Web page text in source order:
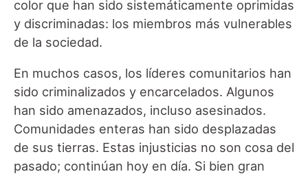
color que han sido sistemáticamente oprimidas
y discriminadas: los miembros más vulnerables
de la sociedad.
En muchos casos, los líderes comunitarios han
sido criminalizados y encarcelados. Algunos
han sido amenazados, incluso asesinados.
Comunidades enteras han sido desplazadas
de sus tierras. Estas injusticias no son cosa del
pasado; continúan hoy en día. Si bien gran